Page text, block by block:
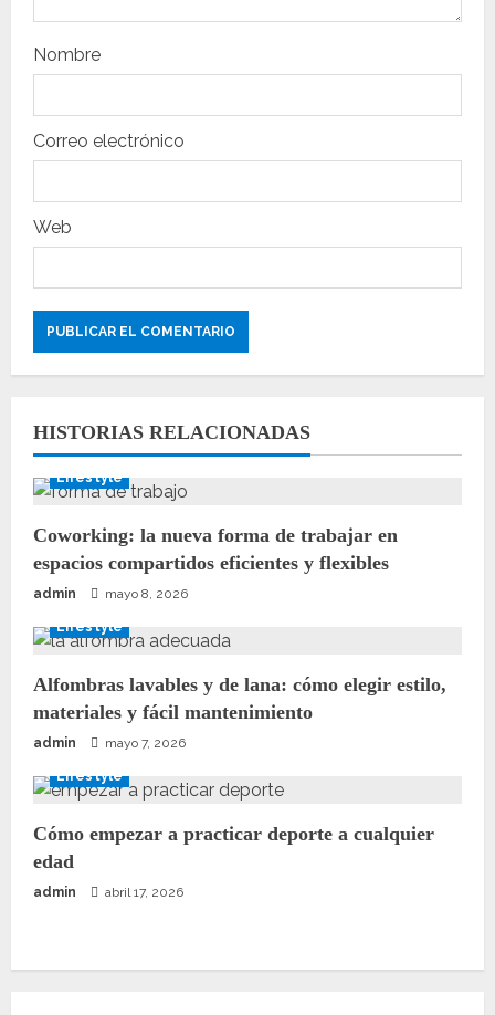
t
r
a
d
a
s
Nombre
Correo electrónico
Web
HISTORIAS RELACIONADAS
Lifestyle
Coworking: la nueva forma de trabajar en
espacios compartidos eficientes y flexibles
admin mayo 8, 2026
Lifestyle
Alfombras lavables y de lana: cómo elegir estilo,
materiales y fácil mantenimiento
admin mayo 7, 2026
Lifestyle
Cómo empezar a practicar deporte a cualquier
edad
admin abril 17, 2026